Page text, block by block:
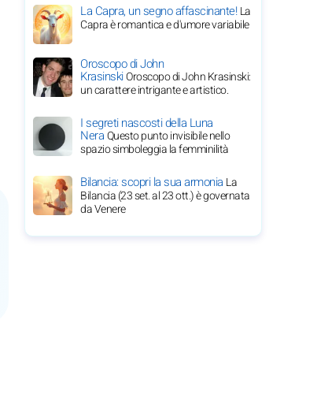
La Capra, un segno affascinante!La
Capra è romantica e d'umore variabile
Oroscopo di John
KrasinskiOroscopo di John Krasinski:
un carattere intrigante e artistico.
I segreti nascosti della Luna
NeraQuesto punto invisibile nello
spazio simboleggia la femminilità
Bilancia: scopri la sua armonia La
Bilancia (23 set. al 23 ott.) è governata
da Venere